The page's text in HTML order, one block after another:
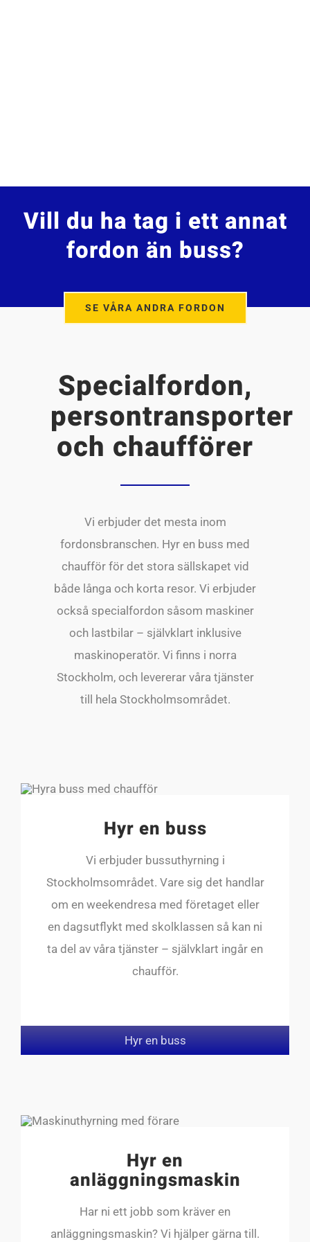
Vill du ha tag i ett annat
fordon än buss?
SE VÅRA ANDRA FORDON
Specialfordon,
persontransporter
och chaufförer
Vi erbjuder det mesta inom
fordonsbranschen. Hyr en buss med
chaufför för det stora sällskapet vid
både långa och korta resor. Vi erbjuder
också specialfordon såsom maskiner
och lastbilar – självklart inklusive
maskinoperatör. Vi finns i norra
Stockholm, och levererar våra tjänster
till hela Stockholmsområdet.
Hyr en buss
Vi erbjuder bussuthyrning i
Stockholmsområdet. Vare sig det handlar
om en weekendresa med företaget eller
en dagsutflykt med skolklassen så kan ni
ta del av våra tjänster – självklart ingår en
chaufför.
Hyr en buss
Hyr en
anläggningsmaskin
Har ni ett jobb som kräver en
anläggningsmaskin? Vi hjälper gärna till.